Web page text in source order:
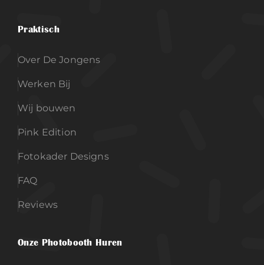
Praktisch
Over De Jongens
Werken Bij
Wij bouwen
Pink Edition
Fotokader Designs
FAQ
Reviews
Onze Photobooth Huren